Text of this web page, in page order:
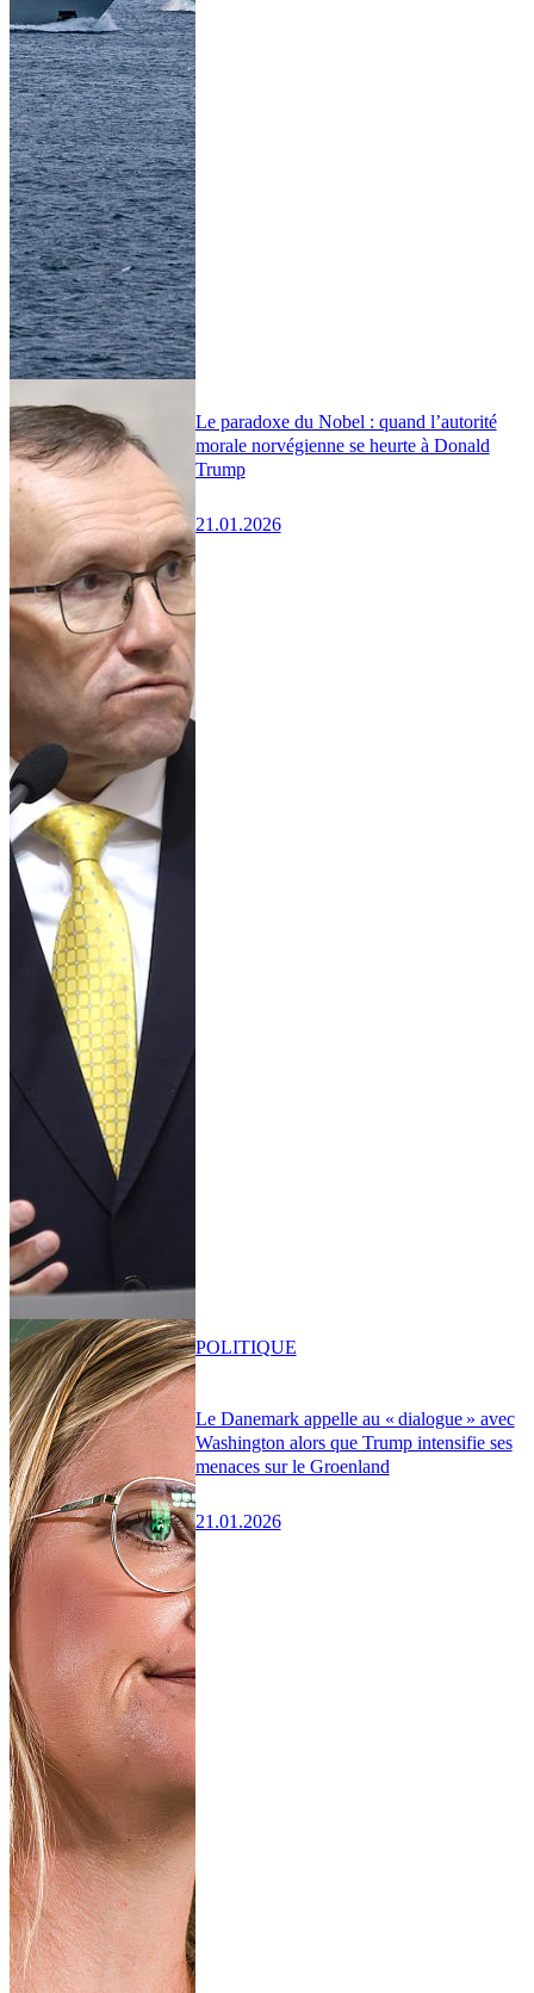
Le paradoxe du Nobel : quand l’autorité
morale norvégienne se heurte à Donald
Trump
21.01.2026
Le Danemark appelle au « dialogue » avec
Washington alors que Trump intensifie ses
menaces sur le Groenland
21.01.2026
POLITIQUE